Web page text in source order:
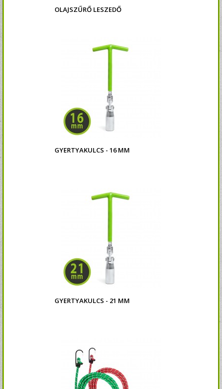
OLAJSZŰRŐ LESZEDŐ
GYERTYAKULCS - 16 MM
GYERTYAKULCS - 21 MM